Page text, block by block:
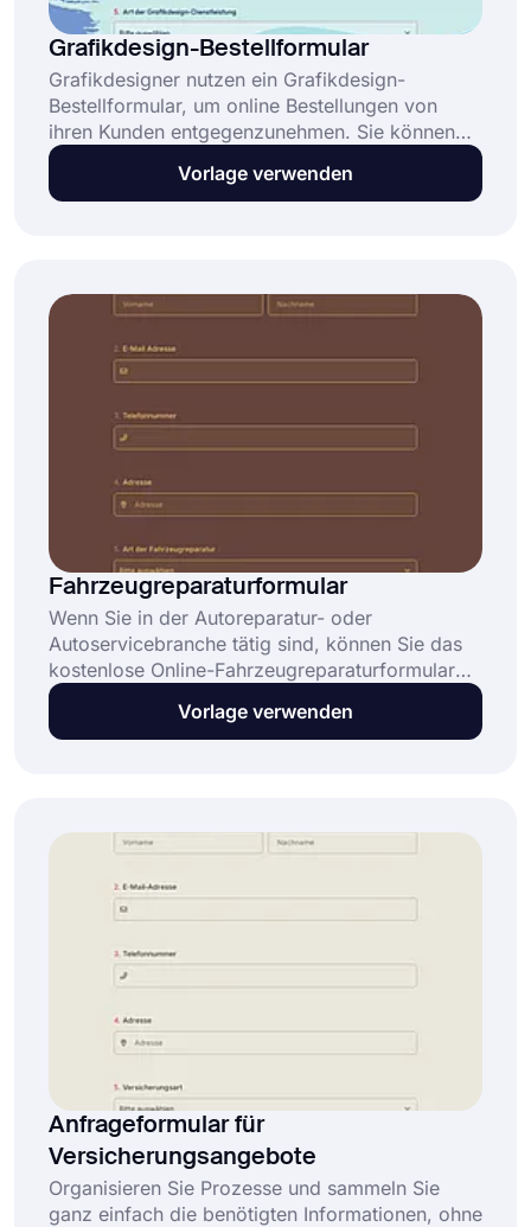
Grafikdesign-Bestellformular
Grafikdesigner nutzen ein Grafikdesign-
Bestellformular, um online Bestellungen von
ihren Kunden entgegenzunehmen. Sie können
dieses Formular kostenlos als iFrame auf Ihrer
Website einbetten oder es in sozialen Medien
sofort Ihre Grafikdesign-Bestellformularvorlage
zu öffnen.
Vorlage verwenden
Fahrzeugreparaturformular
Wenn Sie in der Autoreparatur- oder
Autoservicebranche tätig sind, können Sie das
kostenlose Online-Fahrzeugreparaturformular
auf forms.app nutzen. Sie können es auf Ihrer
Website einbetten, um die Online-Bestellungen
Vorlage verwenden
Anfrageformular für
Versicherungsangebote
Organisieren Sie Prozesse und sammeln Sie
ganz einfach die benötigten Informationen, ohne